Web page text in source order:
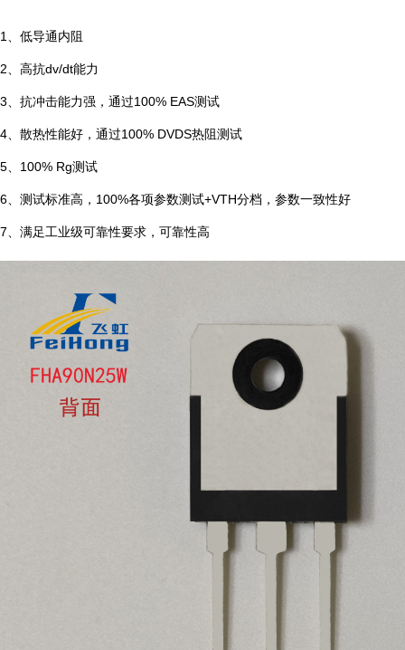
1、低导通内阻
2、高抗dv/dt能力
3、抗冲击能力强，通过100% EAS测试
4、散热性能好，通过100% DVDS热阻测试
5、100% Rg测试
6、测试标准高，100%各项参数测试+VTH分档，参数一致性好
7、满足工业级可靠性要求，可靠性高